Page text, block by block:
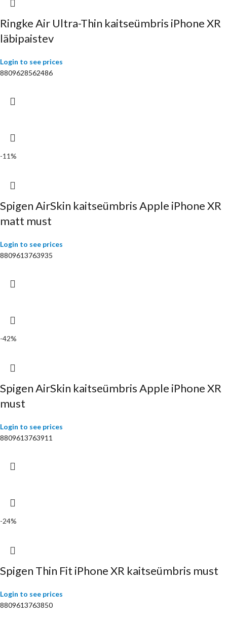
Ringke Air Ultra-Thin kaitseümbris iPhone XR
läbipaistev
Login to see prices
8809628562486
-11%
Spigen AirSkin kaitseümbris Apple iPhone XR
matt must
Login to see prices
8809613763935
-42%
Spigen AirSkin kaitseümbris Apple iPhone XR
must
Login to see prices
8809613763911
-24%
Spigen Thin Fit iPhone XR kaitseümbris must
Login to see prices
8809613763850